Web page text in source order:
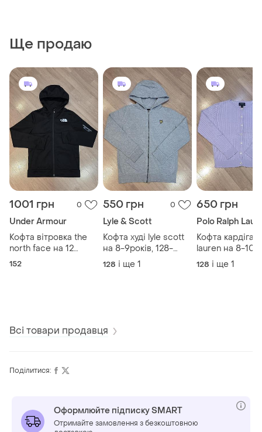
Ще продаю
1001 грн 0
Under Armour
Кофта вітровка the
north face на 12
років, 152см
152
550 грн 0
Lyle & Scott
Кофта худі lyle scott
на 8-9років, 128-
134см
128 і ще 1
650 грн
Polo Ralph
Кофта
lauren на 8-
128-140см
128 і ще 1
Всі товари продавця
Поділитися:
Оформлюйте підписку SMART
Отримайте замовлення з безкоштовною